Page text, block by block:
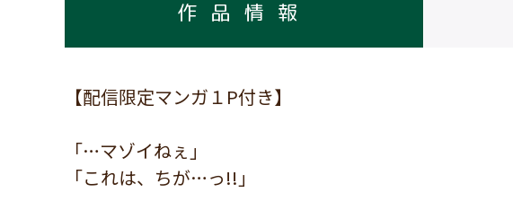
作品情報
【配信限定マンガ１P付き】
「…マゾイねぇ」
「これは、ちが…っ!!」